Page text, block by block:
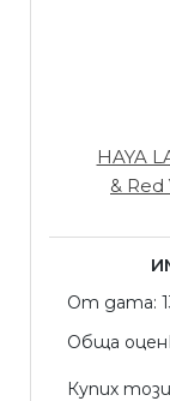
HAYA
&
От дата:
Обща
Купих